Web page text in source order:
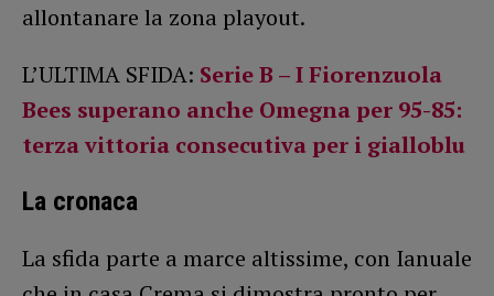
allontanare la zona playout.
L’ULTIMA SFIDA: Serie B – I Fiorenzuola
Bees superano anche Omegna per 95-85:
terza vittoria consecutiva per i gialloblu
La cronaca
La sfida parte a marce altissime, con Ianuale